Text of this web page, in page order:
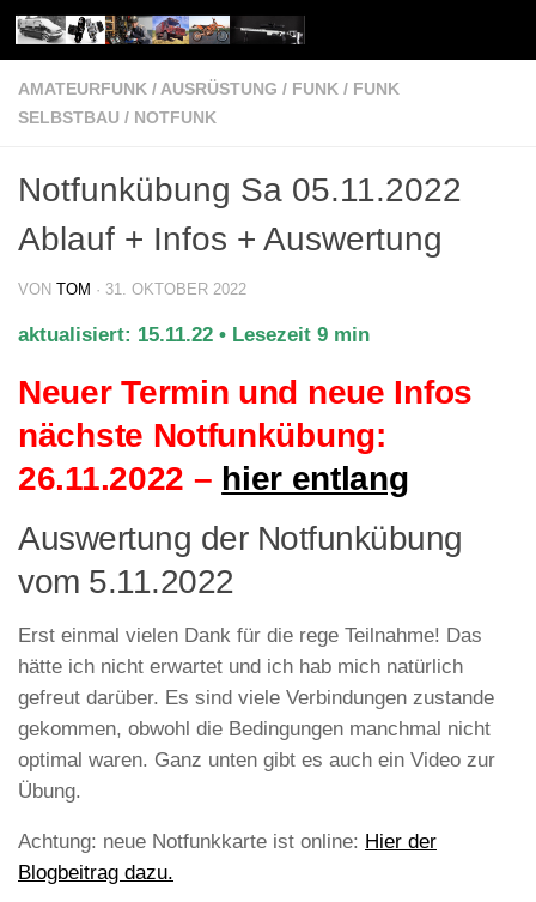
Unter dem Inhalt
AMATEURFUNK / AUSRÜSTUNG / FUNK / FUNK
SELBSTBAU / NOTFUNK
Notfunkübung Sa 05.11.2022
Ablauf + Infos + Auswertung
VON TOM · 31. OKTOBER 2022
aktualisiert: 15.11.22 • Lesezeit 9 min
Neuer Termin und neue Infos
nächste Notfunkübung:
26.11.2022 – hier entlang
Auswertung der Notfunkübung
vom 5.11.2022
Erst einmal vielen Dank für die rege Teilnahme! Das
hätte ich nicht erwartet und ich hab mich natürlich
gefreut darüber. Es sind viele Verbindungen zustande
gekommen, obwohl die Bedingungen manchmal nicht
optimal waren. Ganz unten gibt es auch ein Video zur
Übung.
Achtung: neue Notfunkkarte ist online: Hier der
Blogbeitrag dazu.